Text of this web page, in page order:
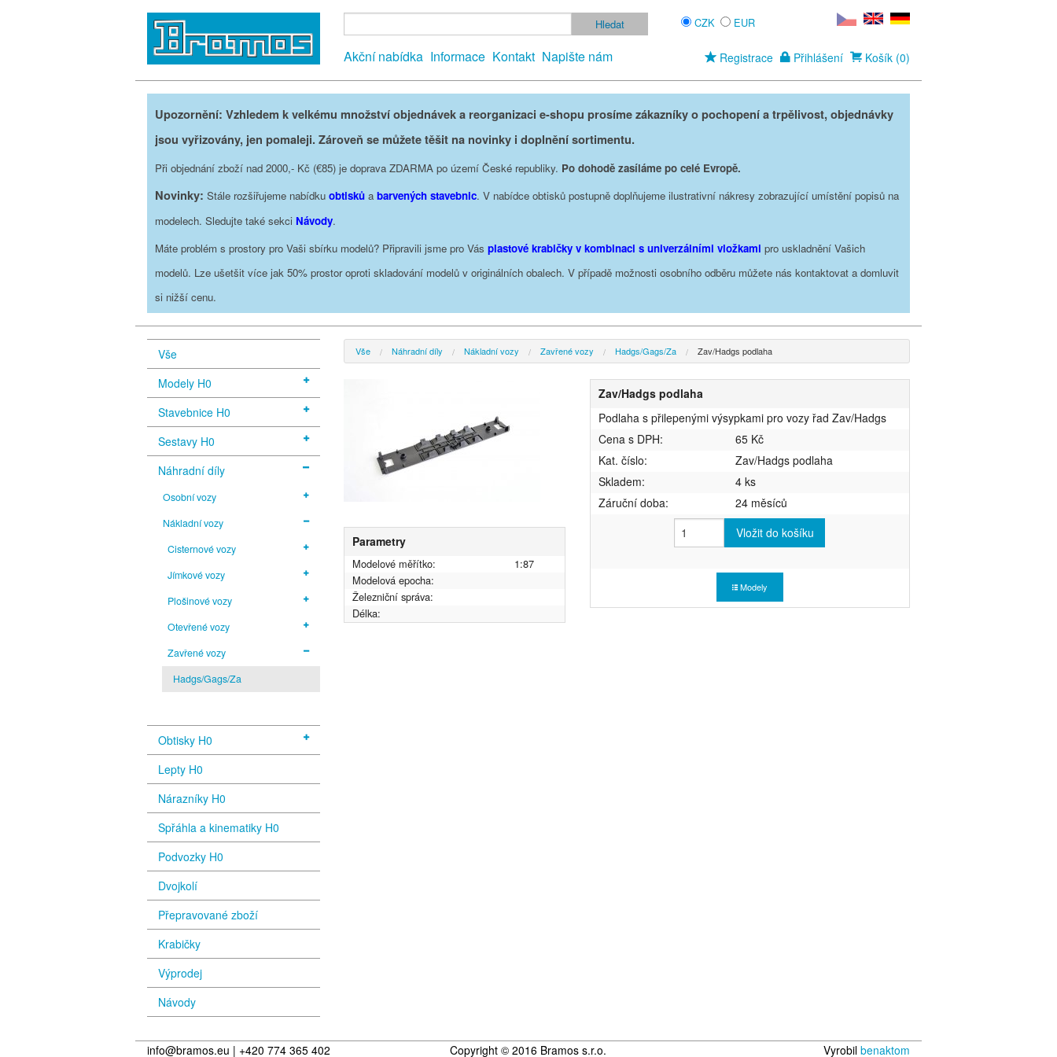
Akční nabídka Informace Kontakt Napište nám
CZK EUR
Registrace Přihlášení Košík (0)
Upozornění: Vzhledem k velkému množství objednávek a reorganizaci e-shopu prosíme zákazníky o pochopení a trpělivost, objednávky
jsou vyřizovány, jen pomaleji. Zároveň se můžete těšit na novinky i doplnění sortimentu.
Při objednání zboží nad 2000,- Kč (€85) je doprava ZDARMA po území České republiky. Po dohodě zasíláme po celé Evropě.
Novinky: Stále rozšiřujeme nabídku obtisků a barvených stavebnic. V nabídce obtisků postupně doplňujeme ilustrativní nákresy zobrazující umístění popisů na
modelech. Sledujte také sekci Návody.
Máte problém s prostory pro Vaši sbírku modelů? Připravili jsme pro Vás plastové krabičky v kombinaci s univerzálními vložkami pro uskladnění Vašich
modelů. Lze ušetšit více jak 50% prostor oproti skladování modelů v originálních obalech. V případě možnosti osobního odběru můžete nás kontaktovat a domluvit
si nižší cenu.
Vše
Modely H0
Stavebnice H0
Sestavy H0
Náhradní díly
Osobní vozy
Nákladní vozy
Cisternové vozy
Jímkové vozy
Plošinové vozy
Otevřené vozy
Zavřené vozy
Hadgs/Gags/Za
Obtisky H0
Lepty H0
Nárazníky H0
Spřáhla a kinematiky H0
Podvozky H0
Dvojkolí
Přepravované zboží
Krabičky
Výprodej
Návody
Vše Náhradní díly Nákladní vozy Zavřené vozy Hadgs/Gags/Za Zav/Hadgs podlaha
Parametry
Modelové měřítko:
1:87
Modelová epocha:
Železniční správa:
Délka:
Zav/Hadgs podlaha
Podlaha s přilepenými výsypkami pro vozy řad Zav/Hadgs
Cena s DPH:
65 Kč
Kat. číslo:
Zav/Hadgs podlaha
Skladem:
4 ks
Záruční doba:
24 měsíců
Vložit do košíku
Modely
info@bramos.eu | +420 774 365 402 Copyright © 2016 Bramos s.r.o. Vyrobil benaktom